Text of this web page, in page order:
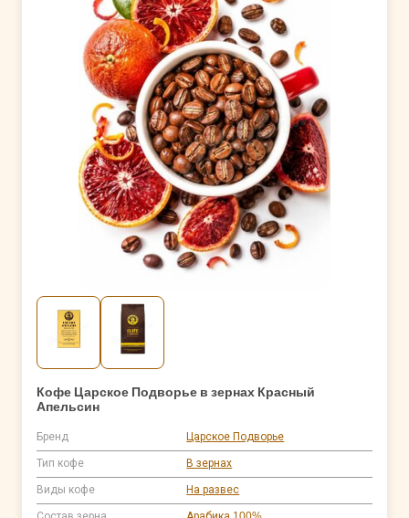
Кофе Царское Подворье в зернах Красный
Апельсин
Бренд Царское Подворье
Тип кофе В зернах
Виды кофе На развес